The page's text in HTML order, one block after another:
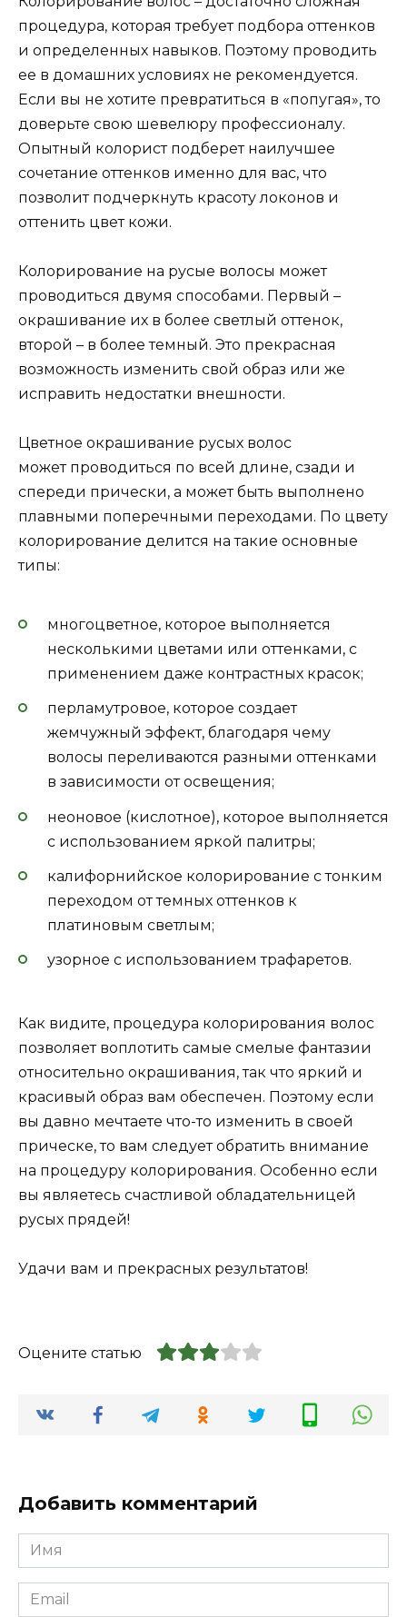
процедура, которая требует подбора оттенков
и определенных навыков. Поэтому проводить
ее в домашних условиях не рекомендуется.
Если вы не хотите превратиться в «попугая», то
доверьте свою шевелюру профессионалу.
Опытный колорист подберет наилучшее
сочетание оттенков именно для вас, что
позволит подчеркнуть красоту локонов и
оттенить цвет кожи.
Колорирование на русые волосы может
проводиться двумя способами. Первый –
окрашивание их в более светлый оттенок,
второй – в более темный. Это прекрасная
возможность изменить свой образ или же
исправить недостатки внешности.
Цветное окрашивание русых волос
может проводиться по всей длине, сзади и
спереди прически, а может быть выполнено
плавными поперечными переходами. По цвету
колорирование делится на такие основные
типы:
многоцветное, которое выполняется
несколькими цветами или оттенками, с
применением даже контрастных красок;
перламутровое, которое создает
жемчужный эффект, благодаря чему
волосы переливаются разными оттенками
в зависимости от освещения;
неоновое (кислотное), которое выполняется
с использованием яркой палитры;
калифорнийское колорирование с тонким
переходом от темных оттенков к
платиновым светлым;
узорное с использованием трафаретов.
Как видите, процедура колорирования волос
позволяет воплотить самые смелые фантазии
относительно окрашивания, так что яркий и
красивый образ вам обеспечен. Поэтому если
вы давно мечтаете что-то изменить в своей
прическе, то вам следует обратить внимание
на процедуру колорирования. Особенно если
вы являетесь счастливой обладательницей
русых прядей!
Удачи вам и прекрасных результатов!
Оцените статью
Добавить комментарий
Имя
*
Email